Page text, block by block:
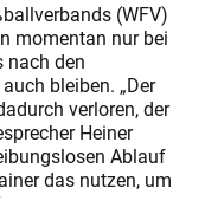
(WFV)
momentan nur bei
nach den
bleiben. „Der
verloren, der
Heiner
Ablauf
das nutzen, um